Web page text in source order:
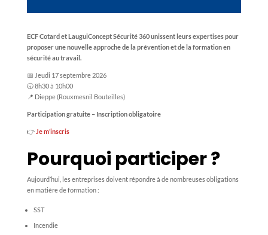
ECF Cotard et LauguiConcept Sécurité 360 unissent leurs expertises pour
proposer une nouvelle approche de la prévention et de la formation en
sécurité au travail.
📅 Jeudi 17 septembre 2026
🕣 8h30 à 10h00
📍 Dieppe (Rouxmesnil Bouteilles)
Participation gratuite – Inscription obligatoire
👉 Je m’inscris
Pourquoi participer ?
Aujourd’hui, les entreprises doivent répondre à de nombreuses obligations
en matière de formation :
SST
Incendie